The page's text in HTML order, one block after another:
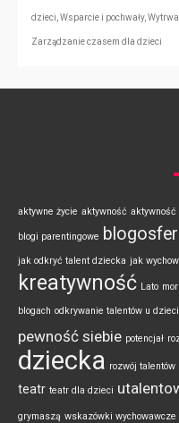
dzieci Wsparcie i pochwały,
Zarządzanie czasem dla dzieci
aktywne życie aktywność aktywność
blogi parentingowe
jak odkryć talent dziecka jak
kreatywność Lato
blogach odkrywanie talentów u dzieci
pewność siebie potencjał
dziecka rozwój talentów
teatr teatr dla dzieci
grymaszą wskazówki wychowawcze